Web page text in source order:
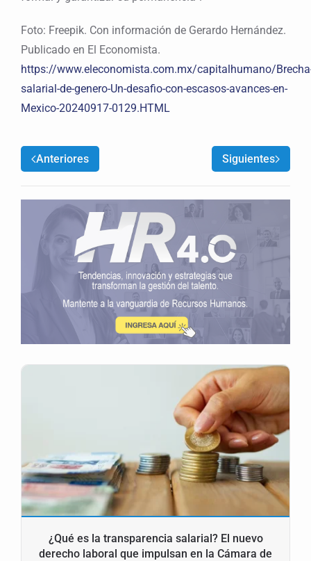
Foto: Freepik. Con información de Gerardo Hernández.
Publicado en El Economista.
https://www.eleconomista.com.mx/capitalhumano/
salarial-de-genero-Un-desafio-con-escasos-avances-en-
Mexico-20240917-0129.HTML
Anteriores Siguientes
¿Qué es la transparencia salarial? El nuevo
derecho laboral que impulsan en la Cámara de